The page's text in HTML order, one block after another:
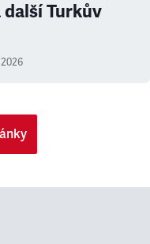
Turkův